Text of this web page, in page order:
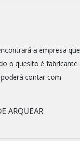
a empresa
o quesito é fabricante
contar com
ARQUEAR